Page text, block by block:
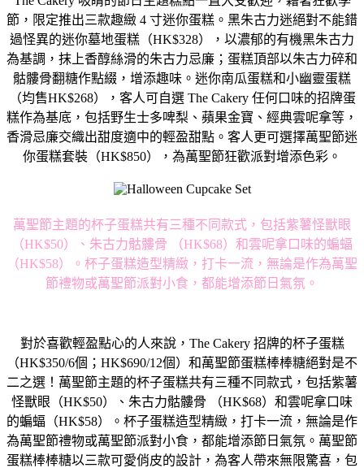
節，限定推出三款趣緻 4 寸迷你蛋糕。黑朱古力迷絕對不能錯
過怪異的迷你墓地蛋糕（HK$328），以濃郁的有機黑朱古力
為基調，抹上香醇絲滑的朱古力忌廉；蛋糕頂部以朱古力碎和
骷髏骨翻糖作點綴，增添趣味。迷你南瓜蛋糕和小幽靈蛋糕
（均售HK$268），客人可自選 The Cakery 任何口味的招牌蛋
糕作為基底，包括野生士多啤梨、蘋果金寶、 經典雲呢拿等，
香滑忌廉交織出甜度適中的輕盈甜點。客人更可選擇萬聖節迷
你蛋糕套裝（HK$850）， 為萬聖節狂歡派對增添色彩。
萬聖節主題的杯子蛋糕共有三種不同款式，包括紫薯怪獸眼
（HK$50）、朱古力骷髏骨 （HK$68）和雲呢拿口味的蝙蝠
（HK$58）。 杯子蛋糕造型精緻，打卡一流， 無論是作為萬聖
節禮物或萬聖節派對小食，都能增添節日氣氛。
對於喜歡輕盈點心的人來說，The Cakery 招牌的杯子蛋糕
（HK$350/6個；HK$690/12個） 和萬聖節蛋糕棒棒糖絕對是不
二之選！ 萬聖節主題的杯子蛋糕共有三種不同款式，包括紫薯
怪獸眼（HK$50）、朱古力骷髏骨 （HK$68）和雲呢拿口味
的蝙蝠（HK$58）。 杯子蛋糕造型精緻，打卡一流， 無論是作
為萬聖節禮物或萬聖節派對小食，都能增添節日氣氛。 萬聖節
蛋糕棒棒糖以三款可愛俏皮的設計，為客人帶來無限驚喜， 包